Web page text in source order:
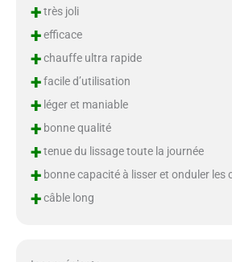
+très joli
+efficace
+chauffe ultra rapide
+facile d’utilisation
+léger et maniable
+bonne qualité
+tenue du lissage toute la journée
+bonne capacité à lisser et onduler les
+câble long